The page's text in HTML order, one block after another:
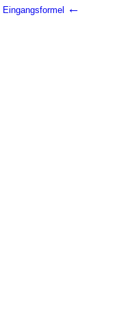
Eingangsformel ←